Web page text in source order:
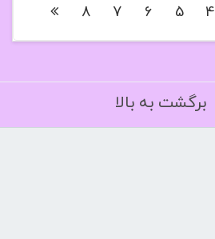
4
5
6
7
8
برگشت به بالا